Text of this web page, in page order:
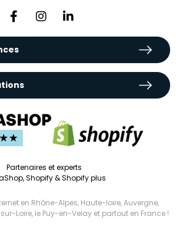
Partenaires et experts
Shopify & Shopify plus
en Rhône-Alpes,Haute-loire,Auvergne,
Loire, le Puy-en-Velay et partout en France !